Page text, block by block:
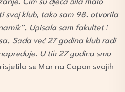
Čim su djeca bila malo
svoj klub, tako sam 98. otvorila
Upisala sam fakultet i
Sada već 27 godina klub radi
U tih 27 godina smo
se Marina Capan svojih